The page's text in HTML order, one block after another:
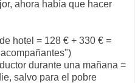
ahora había que hacer
hotel = 128 € + 330 € =
durante una mañana =
salvo para el pobre